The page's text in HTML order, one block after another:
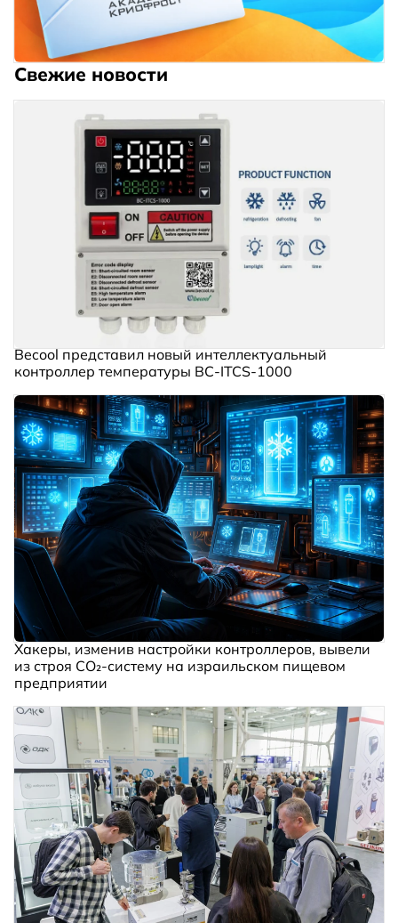
Свежие новости
Becool представил новый интеллектуальный
контроллер температуры BC‑ITCS‑1000
Хакеры, изменив настройки контроллеров, вывели
из строя CO₂-систему на израильском пищевом
предприятии